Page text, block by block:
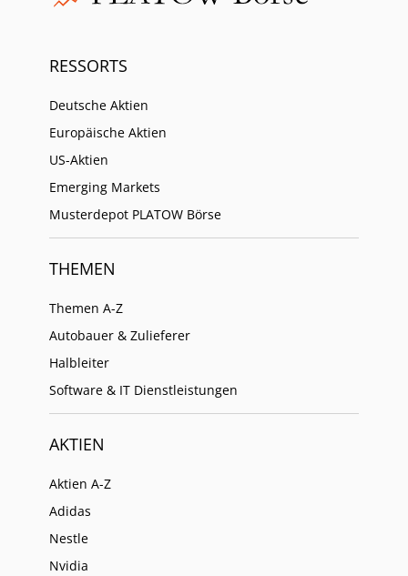
RESSORTS
Deutsche Aktien
Europäische Aktien
US-Aktien
Emerging Markets
Musterdepot PLATOW Börse
THEMEN
Themen A-Z
Autobauer & Zulieferer
Halbleiter
Software & IT Dienstleistungen
AKTIEN
Aktien A-Z
Adidas
Nestle
Nvidia